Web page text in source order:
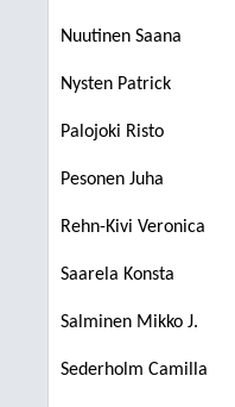
Nuutinen Saana
Nysten Patrick
Palojoki Risto
Pesonen Juha
Rehn-Kivi Veronica
Saarela Konsta
Salminen Mikko J.
Sederholm Camilla